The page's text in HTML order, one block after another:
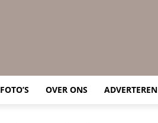
FOTO’S OVER ONS ADVERTEREN